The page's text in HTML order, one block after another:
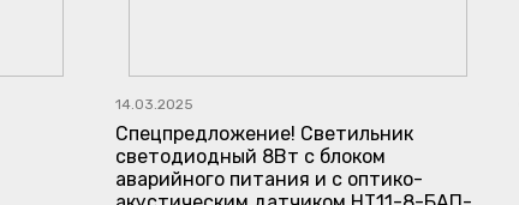
14.03.2025
Спецпредложение! Светильник
светодиодный 8Вт с блоком
аварийного питания и с оптико-